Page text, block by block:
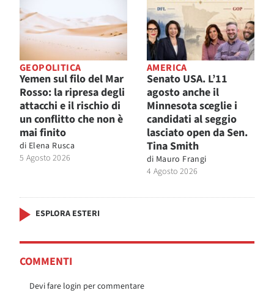
GEOPOLITICA
Yemen sul filo del Mar
Rosso: la ripresa degli
attacchi e il rischio di
un conflitto che non è
mai finito
di Elena Rusca
5 Agosto 2026
AMERICA
Senato USA. L’11
agosto anche il
Minnesota sceglie i
candidati al seggio
lasciato open da Sen.
Tina Smith
di Mauro Frangi
4 Agosto 2026
ESPLORA ESTERI
COMMENTI
Devi fare login per commentare